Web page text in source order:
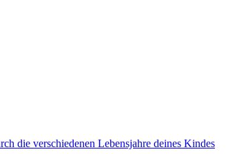
die verschiedenen Lebensjahre deines Kindes